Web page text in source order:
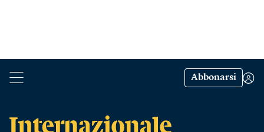
Abbonarsi